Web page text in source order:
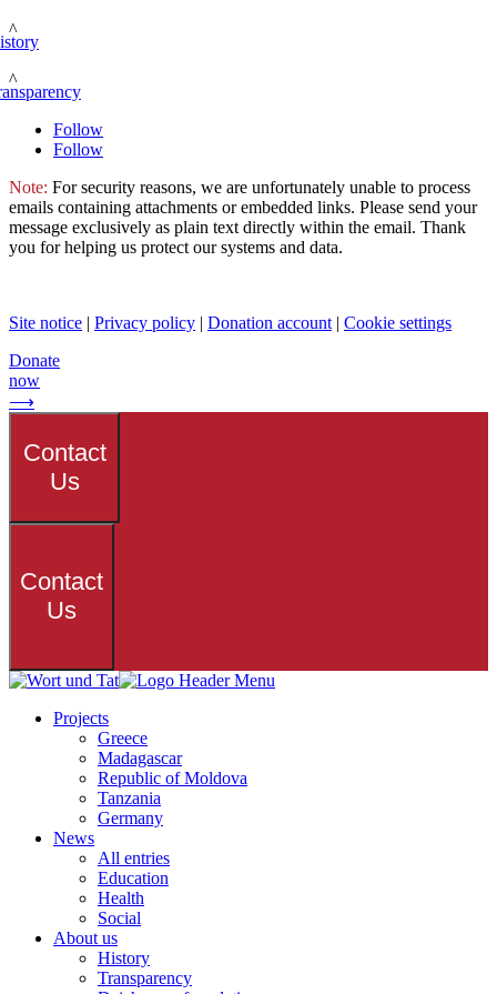
^
^
Follow
Follow
Note: For security reasons, we are unfortunately unable to process
emails containing attachments or embedded links. Please send your
message exclusively as plain text directly within the email. Thank
you for helping us protect our systems and data.
Site notice | Privacy policy | Donation account | Cookie settings
Donate
now
⟶
Contact
Us
Contact
Us
Projects
Greece
Madagascar
Republic of Moldova
Tanzania
Germany
News
All entries
Education
Health
Social
About us
History
Transparency